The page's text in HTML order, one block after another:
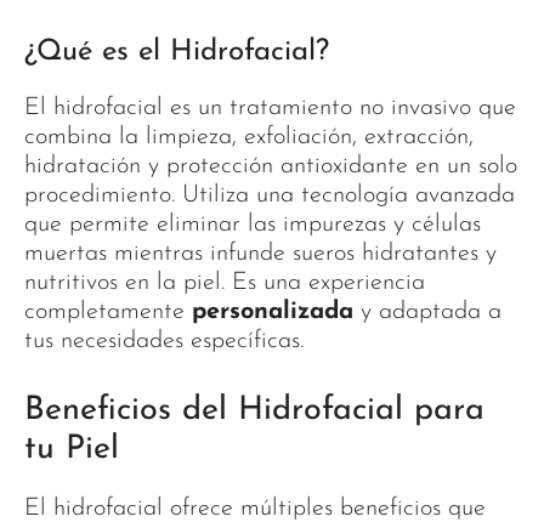
¿Qué es el Hidrofacial?
El hidrofacial es un tratamiento no invasivo que
combina la limpieza, exfoliación, extracción,
hidratación y protección antioxidante en un solo
procedimiento. Utiliza una tecnología avanzada
que permite eliminar las impurezas y células
muertas mientras infunde sueros hidratantes y
nutritivos en la piel. Es una experiencia
completamente personalizada y adaptada a
tus necesidades específicas.
Beneficios del Hidrofacial para
tu Piel
El hidrofacial ofrece múltiples beneficios que